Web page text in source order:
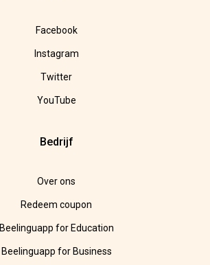
Facebook
Instagram
Twitter
YouTube
Bedrijf
Over ons
Redeem coupon
Beelinguapp for Education
Beelinguapp for Business